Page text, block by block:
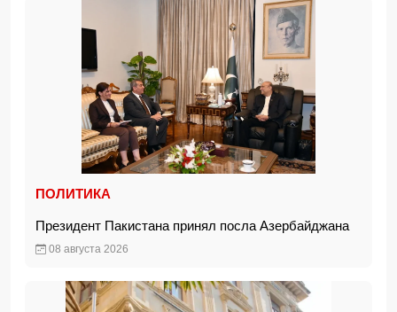
ПОЛИТИКА
Президент Пакистана принял посла Азербайджана
08 августа 2026